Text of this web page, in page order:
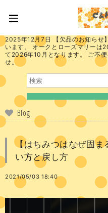
2025年12月7日 【欠品のお知らせ
います。 オークとローズマリーは
て2026年10月となります。 ご不
せ。
Blog
【はちみつはなぜ固ま
い方と戻し方
2021/05/03 18:40